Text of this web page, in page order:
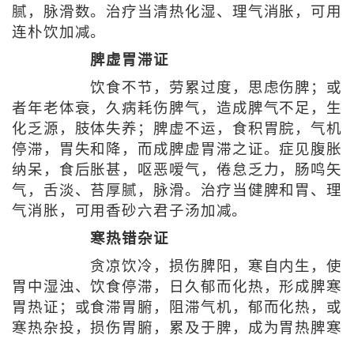
腻，脉滑数。治疗当清热化湿、理气消胀，可用
连朴饮加减。
脾虚胃滞证
饮食不节，劳累过度，思虑伤脾；或
者年老体衰，久病耗伤脾气，造成脾气不足，生
化乏源，肢体失养；脾虚不运，食积胃脘，气机
停滞，胃失和降，而成脾虚胃滞之证。症见腹胀
纳呆，食后胀甚，呕恶嗳气，倦怠乏力，肠鸣矢
气，舌淡、苔厚腻，脉滑。治疗当健脾和胃、理
气消胀，可用香砂六君子汤加减。
寒热错杂证
贪凉饮冷，损伤脾阳，寒自内生，使
胃中湿浊、饮食停滞，日久郁而化热，形成脾寒
胃热证；或食滞胃腑，阻滞气机，郁而化热，或
寒热杂投，损伤胃腑，累及于脾，成为胃热脾寒